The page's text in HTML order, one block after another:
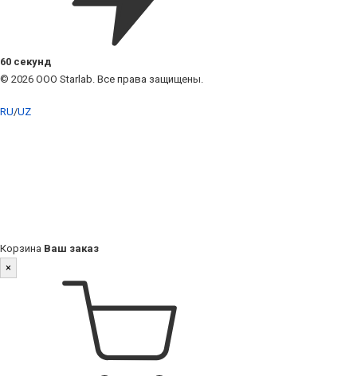
60 секунд
© 2026 ООО Starlab. Все права защищены.
RU/UZ
Корзина Ваш заказ
×